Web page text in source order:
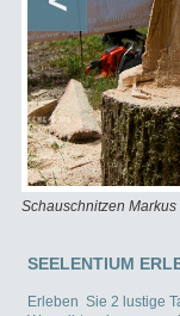
Schauschnitzen
SEELENTIUM
Erleben Sie 2 lustige